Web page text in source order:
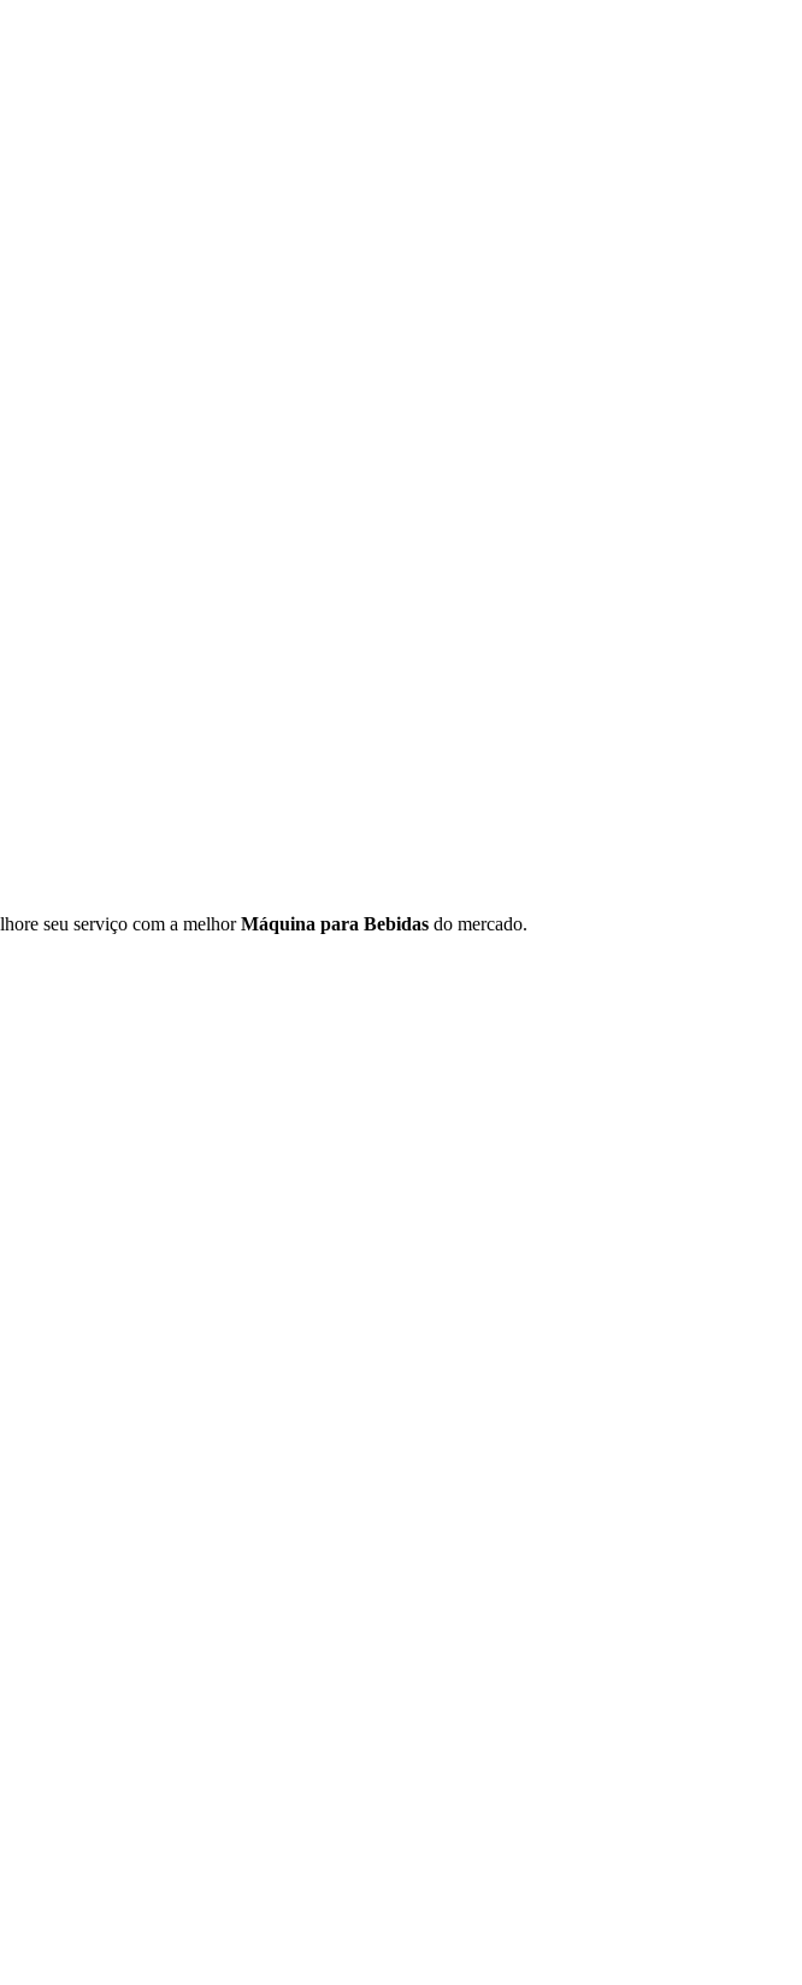
seu serviço com a melhorMáquina para Bebidas do mercado.